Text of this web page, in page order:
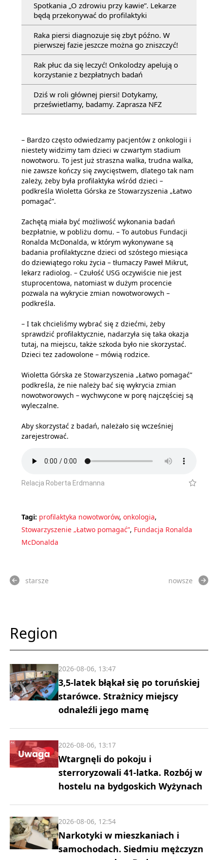
Spotkania „O zdrowiu przy kawie”. Lekarze
będą przekonywać do profilaktyki
Raka piersi diagnozuje się zbyt późno. W
pierwszej fazie jeszcze można go zniszczyć!
Rak płuc da się leczyć! Onkolodzy apelują o
korzystanie z bezpłatnych badań
Dziś w roli głównej piersi! Dotykamy,
prześwietlamy, badamy. Zaprasza NFZ
– Bardzo często odwiedzamy pacjentów z onkologii i
niestety widzimy tam dzieci w czwartym stadium
nowotworu. To jest już straszna walka, trudna walka,
nie zawsze kończy się zwycięstwem, dlatego tak nam
zależy, żeby była profilaktyka wśród dzieci –
podkreśla Wioletta Górska ze Stowarzyszenia „Łatwo
pomagać”.
Zachętą miała być możliwość wykonania badań
bezpłatnie, w pobliżu domu. – To autobus Fundacji
Ronalda McDonalda, w którym wykonywane są
badania profilaktyczne dzieci od szóstego miesiąca
do dziewiątego roku życia – tłumaczy Paweł Mikrut,
lekarz radiolog. – Czułość USG oczywiście nie jest
stuprocentowa, natomiast w dużym procencie
pozwala na wykrycie zmian nowotworowych –
podkreśla.
– I tak chcieliśmy wybrać się z dziećmi, żeby
sprawdzić profilaktycznie, nadarzyła się taka okazja
tutaj, na miejscu, także szkoda było nie skorzystać.
Dzieci tez zadowolone – mówią rodzice.
Wioletta Górska ze Stowarzyszenia „Łatwo pomagać”
podkreśla, że nie należy bać się wykrycia zmian
nowotworowych – wychwycone w porę najczęściej są
wyleczalne.
Aby skorzystać z badań, należało się wcześniej
zarejestrować.
Relacja Roberta Erdmanna
Tagi: profilaktyka nowotworów, onkologia,
Stowarzyszenie „Łatwo pomagać”, Fundacja Ronalda
McDonalda
starsze nowsze
Region
3,5-latek błąkał się po toruńskiej
starówce. Strażnicy miejscy
odnaleźli jego mamę
2026-08-06, 13:47
Wtargnęli do pokoju i
sterroryzowali 41-latka. Rozbój w
hostelu na bydgoskich Wyżynach
2026-08-06, 13:17
Narkotyki w mieszkaniach i
samochodach. Siedmiu mężczyzn
2026-08-06, 12:54